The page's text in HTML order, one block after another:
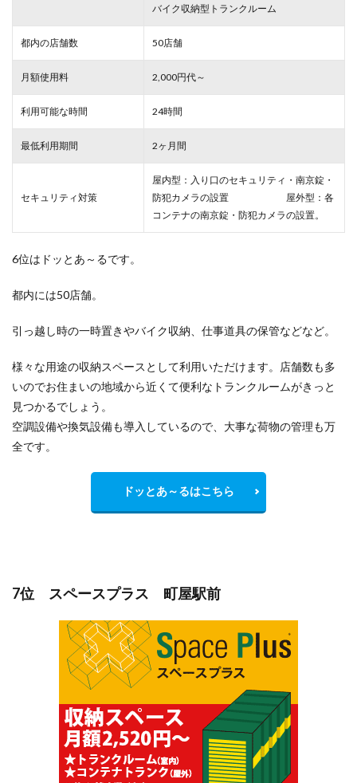
バイク収納型トランクルーム
都内の店舗数 50店舗
月額使用料 2,000円代～
利用可能な時間 24時間
最低利用期間 2ヶ月間
セキュリティ対策
屋内型：入り口のセキュリティ・南京錠・
防犯カメラの設置 屋外型：各
コンテナの南京錠・防犯カメラの設置。
6位はドッとあ～るです。
都内には50店舗。
引っ越し時の一時置きやバイク収納、仕事道具の保管などなど。
様々な用途の収納スペースとして利用いただけます。店舗数も多
いのでお住まいの地域から近くて便利なトランクルームがきっと
見つかるでしょう。
空調設備や換気設備も導入しているので、大事な荷物の管理も万
全です。
ドッとあ～るはこちら
7位 スペースプラス 町屋駅前